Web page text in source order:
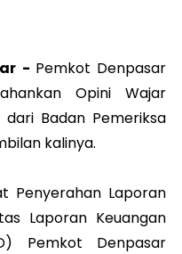
- Pemkot Denpasar
Opini Wajar
Badan Pemeriksa
kalinya.
Penyerahan Laporan
Laporan Keuangan
Pemkot Denpasar